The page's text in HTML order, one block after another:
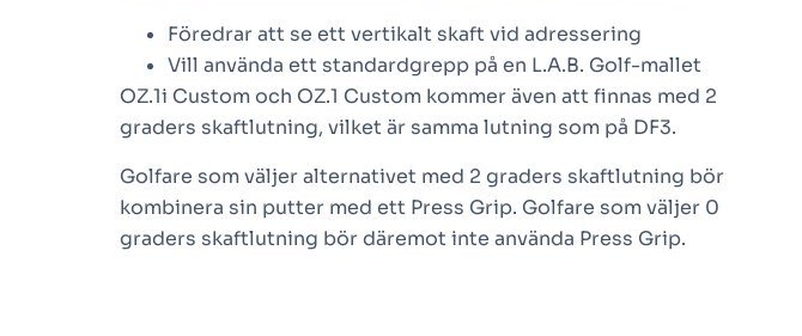
Föredrar att se ett vertikalt skaft vid adressering
Vill använda ett standardgrepp på en L.A.B. Golf-mallet
OZ.1i Custom och OZ.1 Custom kommer även att finnas med 2
graders skaftlutning, vilket är samma lutning som på DF3.
Golfare som väljer alternativet med 2 graders skaftlutning bör
kombinera sin putter med ett Press Grip. Golfare som väljer 0
graders skaftlutning bör däremot inte använda Press Grip.